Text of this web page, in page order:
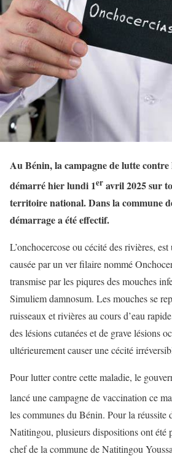
Au Bénin, la campagne de lutte contre
démarré hier lundi 1er avril 2025 sur
territoire national. Dans la commune
démarrage a été effectif.
L’onchocercose ou cécité des rivières,
causée par un ver filaire nommé
transmise par les piqures des mouches
Simuliem damnosum. Les mouches se
ruisseaux et rivières au cours d’eau
des lésions cutanées et de grave lésions
ultérieurement causer une cécité
Pour lutter contre cette maladie, le
lancé une campagne de vaccination ce
les communes du Bénin. Pour la réussite
Natitingou, plusieurs dispositions ont été
chef de la commune de Natitingou